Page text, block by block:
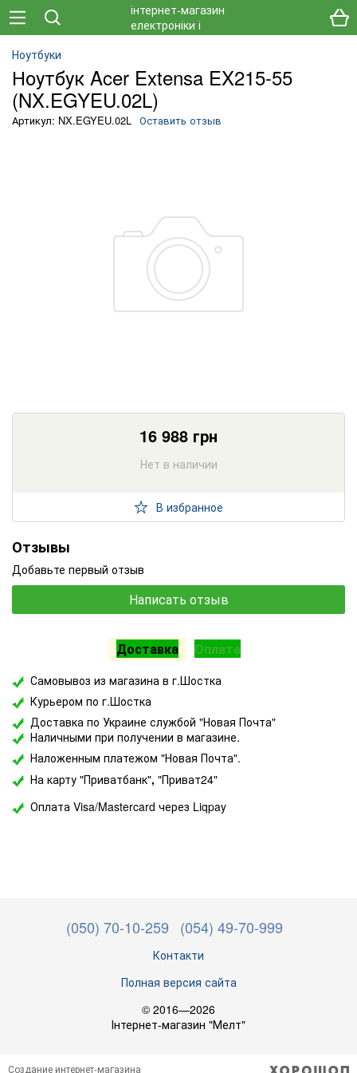
Ноутбуки
Ноутбук Acer Extensa EX215-55
(NX.EGYEU.02L)
Артикул: NX.EGYEU.02L Оставить отзыв
16 988 грн
Нет в наличии
В избранное
Отзывы
Добавьте первый отзыв
Написать отзыв
Доставка Оплата
Самовывоз из магазина в г.Шостка
Курьером по г.Шостка
Доставка по Украине службой "Новая Почта"
Наличными при получении в магазине.
Наложенным платежом "Новая Почта".
На карту "Приватбанк", "Приват24"
Оплата Visa/Mastercard через Liqpay
(050) 70-10-259 (054) 49-70-999
Контакти
Полная версия сайта
© 2016—2026
Інтернет-магазин "Мелт"
Создание интернет-магазина